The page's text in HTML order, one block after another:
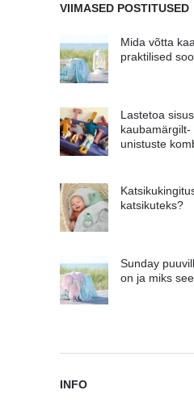
VIIMASED POSTITUSED
Mida võtta
praktilised
Lastetoa
unistuste
katsikuteks?
Sunday
on ja miks
INFO